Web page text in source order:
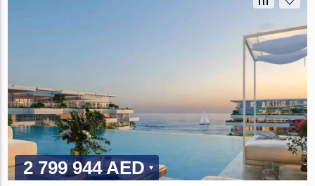
2 799 944 AED